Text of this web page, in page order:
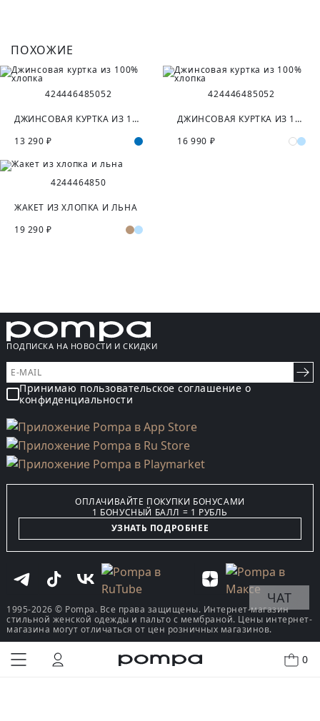
0
КУПИТЬ В ОДИН КЛИК
ПОХОЖИЕ
424446485052
ДЖИНСОВАЯ КУРТКА ИЗ 100% ХЛОПКА
13 290 ₽
424446485052
ДЖИНСОВАЯ КУРТКА ИЗ 100% ХЛОПКА
16 990 ₽
4244464850
ЖАКЕТ ИЗ ХЛОПКА И ЛЬНА
19 290 ₽
ПОДПИСКА НА НОВОСТИ И СКИДКИ
Принимаю пользовательское соглашение о
конфиденциальности
ОПЛАЧИВАЙТЕ ПОКУПКИ БОНУСАМИ
1 БОНУСНЫЙ БАЛЛ = 1 РУБЛЬ
УЗНАТЬ ПОДРОБНЕЕ
1995-2026 © Pompa. Все права защищены. Интернет-магазин
стильной женской одежды и пальто с мембраной. Цены интернет-
магазина могут отличаться от цен розничных магазинов.
ЧАТ